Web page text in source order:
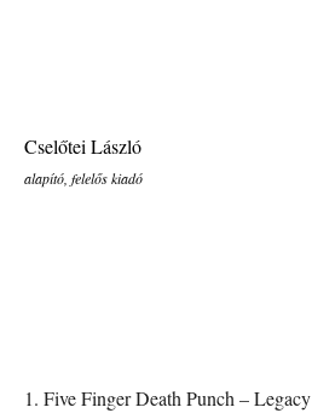
Cselőtei László
alapító, felelős kiadó
1. Five Finger Death Punch – Legacy